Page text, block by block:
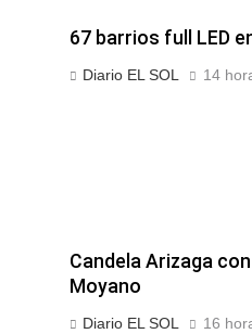
67 barrios full LED
Diario EL SOL 14
Candela Arizaga
Moyano
Diario EL SOL 16